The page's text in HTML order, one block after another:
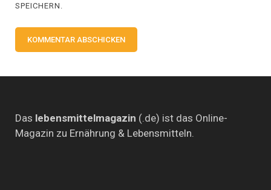
SPEICHERN.
Das lebensmittelmagazin (.de) ist das Online-
Magazin zu Ernährung & Lebensmitteln.